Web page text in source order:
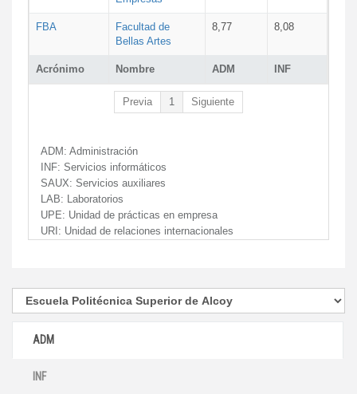
Acrónimo Nombre ADM INF
FBA
Facultad de
Bellas Artes
8,77 8,08
Previa 1 Siguiente
ADM: Administración
INF: Servicios informáticos
SAUX: Servicios auxiliares
LAB: Laboratorios
UPE: Unidad de prácticas en empresa
URI: Unidad de relaciones internacionales
ADM
INF